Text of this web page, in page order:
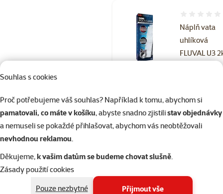
Souhlas s cookies
Proč potřebujeme váš souhlas? Například k tomu, abychom si
pamatovali, co máte v košíku, abyste snadno zjistilistav objednávky
a nemuseli se pokaždé přihlašovat, abychom vás neobtěžovali
nevhodnou reklamou.
Děkujeme,k vašim datům se budeme chovat slušně.
Zásady použití cookies
Pouze nezbytné
Přijmout vše
Náplň vata
uhlíková
FLUVAL U3
Doprava
zdarma
do
vnější